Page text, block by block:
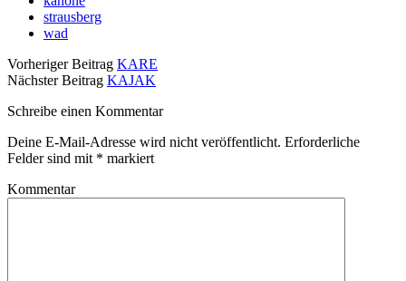
strausberg
wad
Vorheriger Beitrag KARE
Nächster Beitrag KAJAK
Schreibe einen Kommentar
Deine E-Mail-Adresse wird nicht veröffentlicht. Erforderliche
Felder sind mit * markiert
Kommentar